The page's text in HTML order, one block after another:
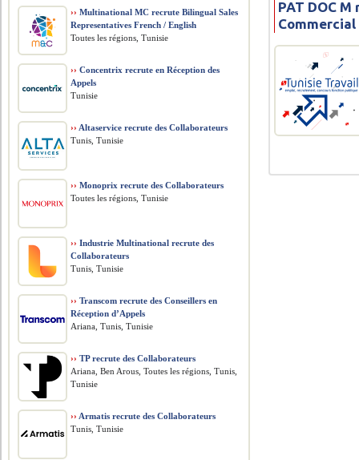
PAT DOC
Commercial
›› Multinational MC recrute Bilingual Sales
Representatives French / English
Toutes les régions, Tunisie
›› Concentrix recrute en Réception des
Appels
Tunisie
›› Altaservice recrute des Collaborateurs
Tunis, Tunisie
›› Monoprix recrute des Collaborateurs
Toutes les régions, Tunisie
›› Industrie Multinational recrute des
Collaborateurs
Tunis, Tunisie
›› Transcom recrute des Conseillers en
Réception d’Appels
Ariana, Tunis, Tunisie
›› TP recrute des Collaborateurs
Ariana, Ben Arous, Toutes les régions, Tunis,
Tunisie
›› Armatis recrute des Collaborateurs
Tunis, Tunisie